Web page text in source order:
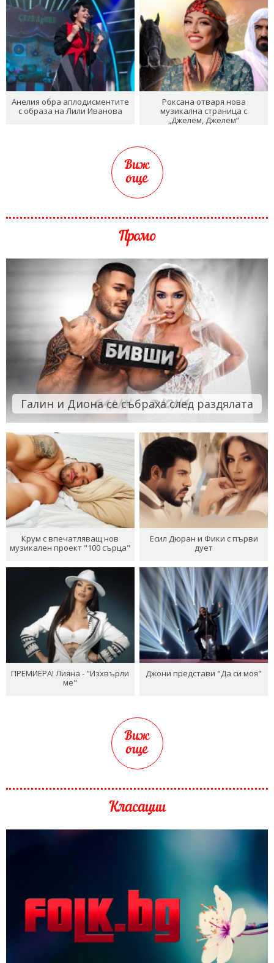
Анелия обра аплодисментите
с образа на Лили Иванова
Роксана отваря нова
музикална страница с
„Джелем, Джелем“
Виж
още
Промо
Галин и Диона се събраха след раздялата
Крум с впечатляващ нов
музикален проект "100 сърца"
Есил Дюран и Фики с първи
дует
ПРЕМИЕРА! Лияна - "Изхвърли
ме"
Джони представи "Да си моя"
Виж
още
Класации